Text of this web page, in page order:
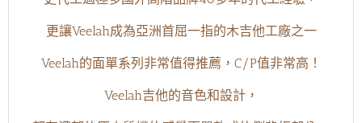
更讓Veelah成為亞洲首屈一指的木吉他工廠之一
Veelah的面單系列非常值得推薦，C/P值非常高！
Veelah吉他的音色和設計，